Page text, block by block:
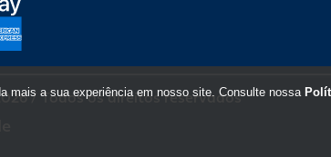
/ Todos os direitos reservados
mais a sua experiência em nosso site. Consulte nossa